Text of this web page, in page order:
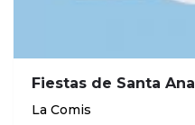
Fiestas de Santa Ana
La Comis